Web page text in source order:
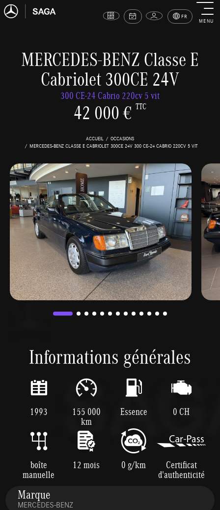
FR
MENU
MERCEDES-BENZ Classe E
Cabriolet 300CE 24V
300 CE-24 Cabrio 220cv 5 vit
42 000 € TTC
ACCUEIL
OCCASIONS
MERCEDES-BENZ CLASSE E CABRIOLET 300CE 24V 300 CE-24 CABRIO 220CV 5 VIT
Informations générales
1993 155 000
km
Essence 0 CH
boîte
manuelle
12 mois 0 g/km Certificat
d'authenticité
Marque
MERCEDES-BENZ